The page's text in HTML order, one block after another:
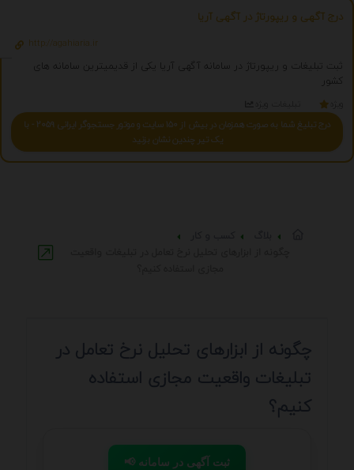
درج آگهی و ریپورتاژ در آگهی آریا
http://agahiaria.ir
ثبت تبلیغات و ریپورتاژ در سامانه آگهی آریا یکی از قدیمیترین سامانه های
کشور
درج تبلیغ شما به صورت همزمان در بیش از 150 سایت و موتور جستجوگر ایرانی 2059 - با
یک تیر چندین نشان بزنید
چگونه از ابزارهای تحلیل نرخ تعامل در
تبلیغات واقعیت مجازی استفاده
کنیم؟
📢 ثبت آگهی در سامانه